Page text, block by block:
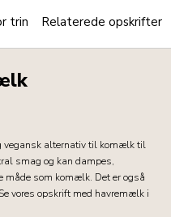
Print
alternativ til komælk til
smag og kan dampes,
som komælk. Det er også
vores opskrift med havremælk i
trin Relaterede opskrifter